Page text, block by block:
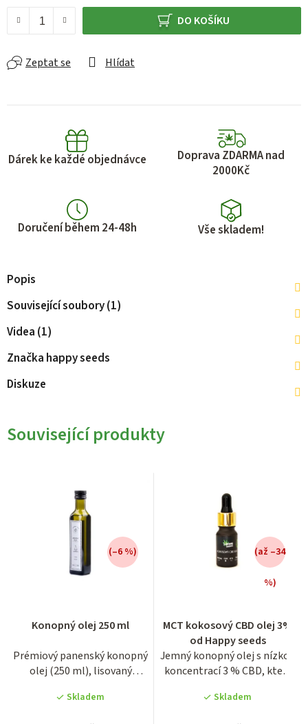
DO KOŠÍKU
Zeptat se Hlídat
Dárek ke každé objednávce
Doprava ZDARMA nad
2000Kč
Doručení během 24-48h Vše skladem!
Popis
Související soubory (1)
Videa (1)
Značka happy seeds
Diskuze
Související produkty
Konopný olej 250 ml
Prémiový panenský konopný
olej (250 ml), lisovaný
hodnocení
je
5,0
z
Skladem
(–6 %)
MCT kokosový CBD olej 3%
od Happy seeds
Jemný konopný olej s nízkou
koncentrací 3 % CBD, který
hodnocení
produktu
je
4,4
z
Skladem
(až –34
%)